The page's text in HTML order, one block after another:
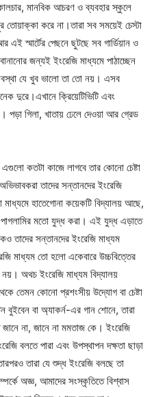
মানবিক আচরণ ও ব্যবহার স্কুলে
করে না।তারা সব সময়েই চেস্টা
এই স্মার্টের পেছনে ছুটছে সব গার্ডিয়ান ও
জন্যই ইংরেজি মাধ্যমে পাঠাচ্ছেন
যে খুব ভালো তা তো নয়। এসব
দুরে।এখানে ক্রিয়েটিভিটি এবং
পড়া গিলা, খাতায় ঢেলে দেওয়া আর গ্রেড
এগুলো কতটা কাজে লাগবে তার কোনো চেষ্টা
তাদের সন্তানদের ইংরেজি
মাধ্যমে হাতেগোনা কয়েকটি বিদ্যালয় আছে,
পাগলামির মতো যুদ্ধ করা। এই যুদ্ধ এড়াতে
তাদের সন্তানদের ইংরেজি মাধ্যম
মাধ্যম তো হলো একেবারে উচ্চবিত্তের
নয়। অথচ ইংরেজি মাধ্যম বিদ্যালয়
তেমন কোনো প্রশংসীয় উদ্যোগ বা চেষ্টা
বুইবেন বা অ্যাকর্ন-এর গান শোনে, তারা
জানে না, জানে না মমতাজ কে। ইংরেজি
বলতে পারা এবং উপস্থাপন দক্ষতা ছাড়া
তারা যে শুদ্ধ ইংরেজি বলছে তা
অজ্ঞ, আমাদের সংস্কৃতিতে বিশ্বাস